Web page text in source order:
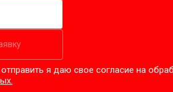
я даю свое согласие на